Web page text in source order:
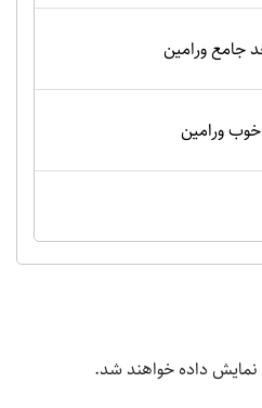
جامع ورامین
ورامین
نمایش داده خواهند شد.